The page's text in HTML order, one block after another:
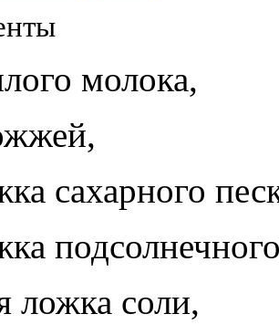
молока,
сахарного
ложка соли,